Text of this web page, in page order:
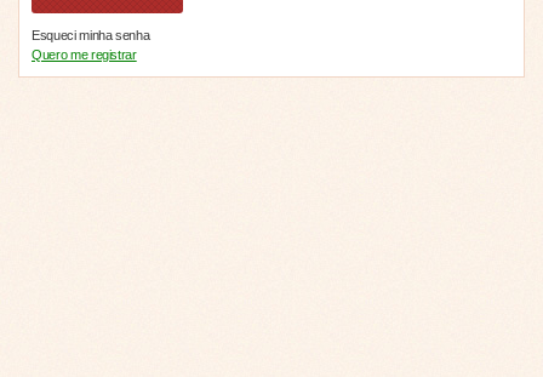
Esqueci minha senha
Quero me registrar